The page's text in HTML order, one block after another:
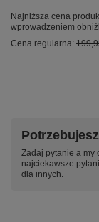
Najniższa cena
wprowadzeniem
Cena regularna:
Zadaj pytanie a my
najciekawsze
dla innych.